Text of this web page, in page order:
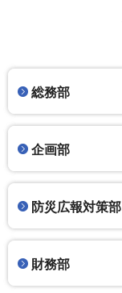
総務部
企画部
防災広報対策部
財務部